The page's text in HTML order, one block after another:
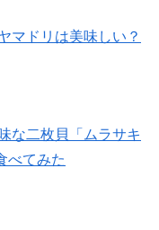
マドリは美味しい？
な二枚貝「ムラサキ
べてみた